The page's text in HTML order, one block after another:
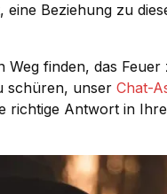
eine Beziehung zu
Weg finden, das
schüren, unser Chat-
richtige Antwort in